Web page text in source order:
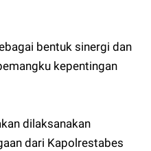
bentuk sinergi dan
kepentingan
dilaksanakan
dari Kapolrestabes